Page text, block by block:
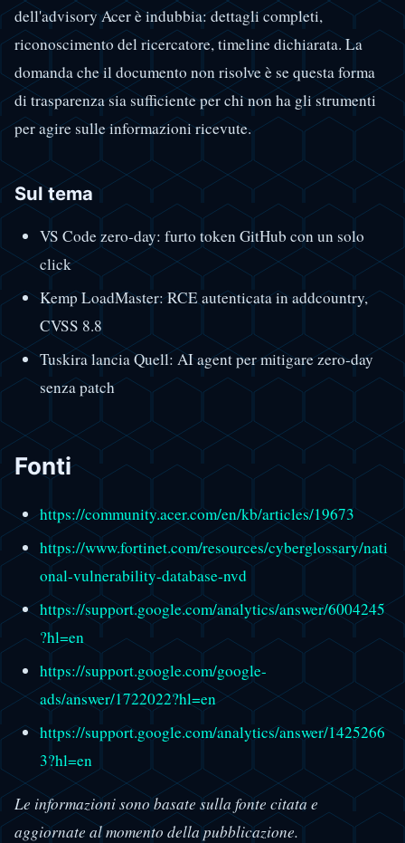
dell'advisory Acer è indubbia: dettagli completi,
riconoscimento del ricercatore, timeline dichiarata. La
domanda che il documento non risolve è se questa forma
di trasparenza sia sufficiente per chi non ha gli strumenti
per agire sulle informazioni ricevute.
Sul tema
VS Code zero-day: furto token GitHub con un solo
click
Kemp LoadMaster: RCE autenticata in addcountry,
CVSS 8.8
Tuskira lancia Quell: AI agent per mitigare zero-day
senza patch
Fonti
https://community.acer.com/en/kb/articles/19673
https://www.fortinet.com/resources/cyberglossary/nati
onal-vulnerability-database-nvd
https://support.google.com/analytics/answer/6004245
?hl=en
https://support.google.com/google-
ads/answer/1722022?hl=en
https://support.google.com/analytics/answer/1425266
3?hl=en
Le informazioni sono basate sulla fonte citata e
aggiornate al momento della pubblicazione.